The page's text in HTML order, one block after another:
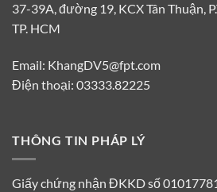
37-39A, đường 19, KCX Tân Thuận,
TP. HCM
Email: KhangDV5@fpt.com
Điện thoại: 03333.82225
THÔNG TIN PHÁP LÝ
Giấy chứng nhận ĐKKD số